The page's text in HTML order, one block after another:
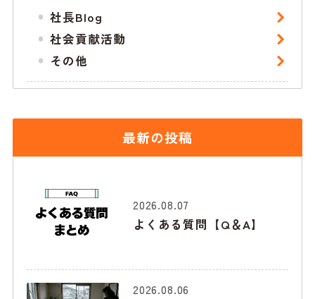
社長Blog
社会貢献活動
その他
最新の投稿
2026.08.07
よくある質問【Q＆A】
2026.08.06